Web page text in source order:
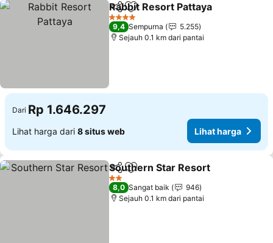
BagikanTambahkan ke favorit
Rabbit Resort Pattaya
4 Bintang
9,4 Sempurna
5.255
Sejauh 0.1 km dari pantai
Dari Rp 1.646.297
Lihat harga dari 8 situs web Lihat harga
BagikanTambahkan ke favorit
Southern Star Resort
2 Bintang
8,0 Sangat baik
946
Sejauh 0.1 km dari pantai